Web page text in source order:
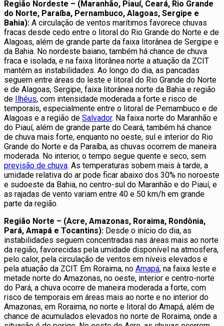
Região Nordeste – (Maranhão, Piauí, Ceará, Rio Grande
do Norte, Paraíba, Pernambuco, Alagoas, Sergipe e
Bahia): A circulação de ventos marítimos favorece chuvas
fracas desde cedo entre o litoral do Rio Grande do Norte e de
Alagoas, além de grande parte da faixa litorânea de Sergipe e
da Bahia. No nordeste baiano, também há chance de chuva
fraca e isolada, e na faixa litorânea norte a atuação da ZCIT
mantém as instabilidades. Ao longo do dia, as pancadas
seguem entre áreas do leste e litoral do Rio Grande do Norte
e de Alagoas, Sergipe, faixa litorânea norte da Bahia e região
de Ilhéus, com intensidade moderada a forte e risco de
temporais, especialmente entre o litoral de Pernambuco e de
Alagoas e a região de Salvador. Na faixa norte do Maranhão e
do Piauí, além de grande parte do Ceará, também há chance
de chuva mais forte, enquanto no oeste, sul e interior do Rio
Grande do Norte e da Paraíba, as chuvas ocorrem de maneira
moderada. No interior, o tempo segue quente e seco, sem
previsão de chuva. As temperaturas sobem mais à tarde, a
umidade relativa do ar pode ficar abaixo dos 30% no noroeste
e sudoeste da Bahia, no centro-sul do Maranhão e do Piauí, e
as rajadas de vento variam entre 40 e 50 km/h em grande
parte da região.
Região Norte – (Acre, Amazonas, Roraima, Rondônia,
Pará, Amapá e Tocantins): Desde o início do dia, as
instabilidades seguem concentradas nas áreas mais ao norte
da região, favorecidas pela umidade disponível na atmosfera,
pelo calor, pela circulação de ventos em níveis elevados e
pela atuação da ZCIT. Em Roraima, no Amapá, na faixa leste e
metade norte do Amazonas, no oeste, interior e centro-norte
do Pará, a chuva ocorre de maneira moderada a forte, com
risco de temporais em áreas mais ao norte e no interior do
Amazonas, em Roraima, no norte e litoral do Amapá, além de
chance de acumulados elevados no norte de Roraima, onde a